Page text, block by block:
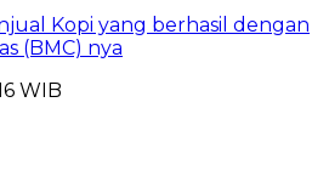
Kopi yang berhasil dengan
(BMC) nya
WIB